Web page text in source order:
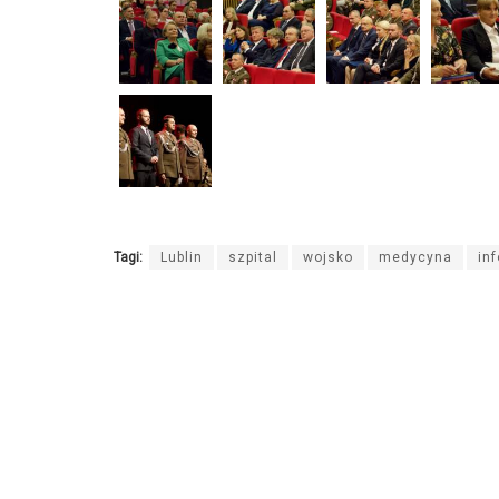
Tagi: Lublin szpital wojsko medycyna